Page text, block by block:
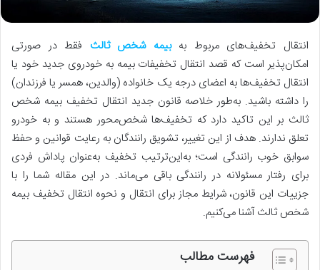
انتقال تخفیف‌های مربوط بهبیمه شخص ثالث فقط در صورتی
امکان‌پذیر است که قصد انتقال تخفیفات بیمه به خودروی جدید خود یا
انتقال تخفیف‌ها به اعضای درجه یک خانواده (والدین، همسر یا فرزندان)
را داشته باشید. به‌طور خلاصه قانون جدید انتقال تخفیف بیمه شخص
ثالث بر این تاکید دارد که تخفیف‌ها شخص‌محور هستند و به خودرو
تعلق ندارند. هدف از این تغییر، تشویق رانندگان به رعایت قوانین و حفظ
سوابق خوب رانندگی است؛ به‌این‌ترتیب تخفیف به‌عنوان پاداش فردی
برای رفتار مسئولانه در رانندگی باقی می‌ماند. در این مقاله شما را با
جزییات این قانون، شرایط مجاز برای انتقال و نحوه انتقال تخفیف بیمه
شخص ثالث آشنا می‌کنیم.
فهرست مطالب